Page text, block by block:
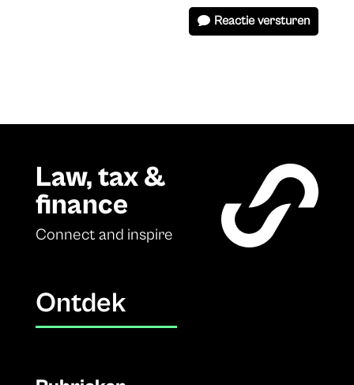
Reactie versturen
Law, tax &
finance
Connect and inspire
Ontdek